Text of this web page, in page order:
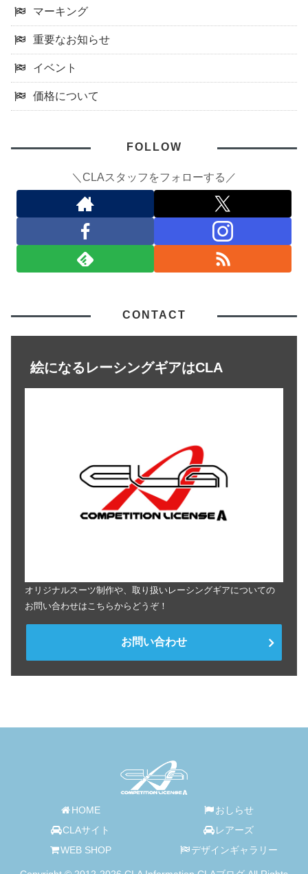
マーキング
重要なお知らせ
イベント
価格について
FOLLOW
＼CLAスタッフをフォローする／
CONTACT
絵になるレーシングギアはCLA
オリジナルスーツ制作や、取り扱いレーシングギアについての
お問い合わせはこちらからどうぞ！
お問い合わせ
HOME
おしらせ
CLAサイト
レアーズ
WEB SHOP
デザインギャラリー